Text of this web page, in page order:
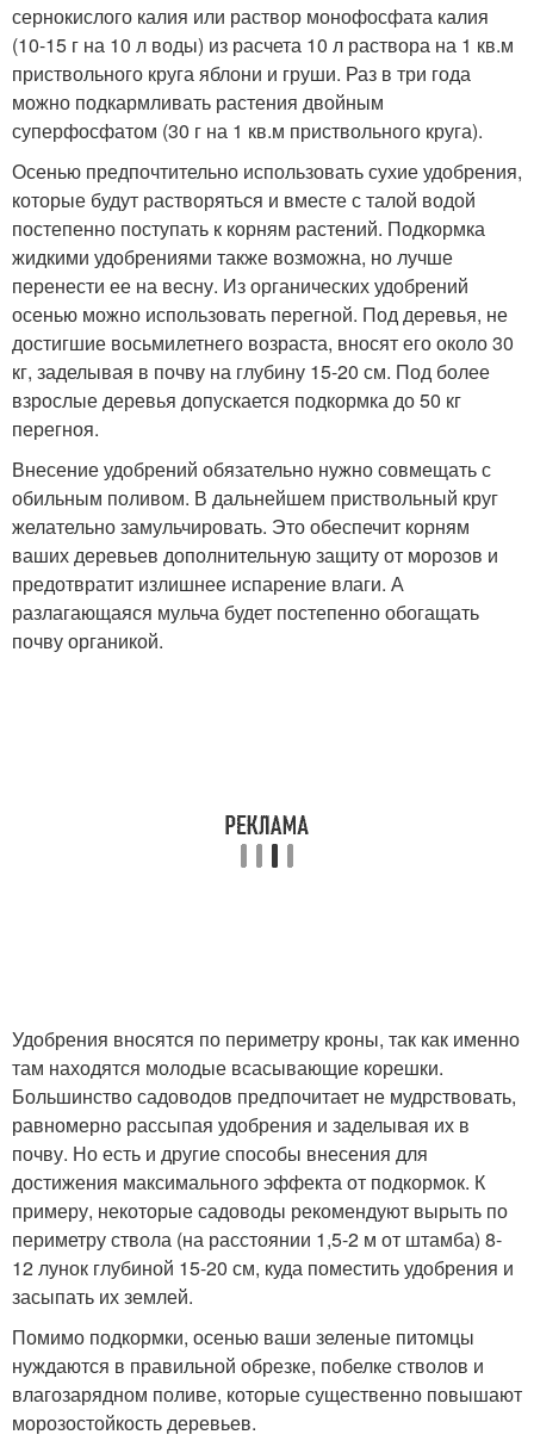
сернокислого калия или раствор монофосфата калия
(10-15 г на 10 л воды) из расчета 10 л раствора на 1 кв.м
приствольного круга яблони и груши. Раз в три года
можно подкармливать растения двойным
суперфосфатом (30 г на 1 кв.м приствольного круга).
Осенью предпочтительно использовать сухие удобрения,
которые будут растворяться и вместе с талой водой
постепенно поступать к корням растений. Подкормка
жидкими удобрениями также возможна, но лучше
перенести ее на весну. Из органических удобрений
осенью можно использовать перегной. Под деревья, не
достигшие восьмилетнего возраста, вносят его около 30
кг, заделывая в почву на глубину 15-20 см. Под более
взрослые деревья допускается подкормка до 50 кг
перегноя.
Внесение удобрений обязательно нужно совмещать с
обильным поливом. В дальнейшем приствольный круг
желательно замульчировать. Это обеспечит корням
ваших деревьев дополнительную защиту от морозов и
предотвратит излишнее испарение влаги. А
разлагающаяся мульча будет постепенно обогащать
почву органикой.
Удобрения вносятся по периметру кроны, так как именно
там находятся молодые всасывающие корешки.
Большинство садоводов предпочитает не мудрствовать,
равномерно рассыпая удобрения и заделывая их в
почву. Но есть и другие способы внесения для
достижения максимального эффекта от подкормок. К
примеру, некоторые садоводы рекомендуют вырыть по
периметру ствола (на расстоянии 1,5-2 м от штамба) 8-
12 лунок глубиной 15-20 см, куда поместить удобрения и
засыпать их землей.
Помимо подкормки, осенью ваши зеленые питомцы
нуждаются в правильной обрезке, побелке стволов и
влагозарядном поливе, которые существенно повышают
морозостойкость деревьев.